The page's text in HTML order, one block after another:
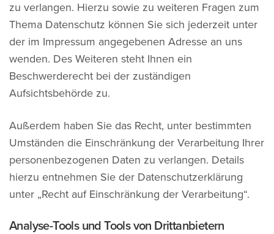
zu verlangen. Hierzu sowie zu weiteren Fragen zum
Thema Datenschutz können Sie sich jederzeit unter
der im Impressum angegebenen Adresse an uns
wenden. Des Weiteren steht Ihnen ein
Beschwerderecht bei der zuständigen
Aufsichtsbehörde zu.
Außerdem haben Sie das Recht, unter bestimmten
Umständen die Einschränkung der Verarbeitung Ihrer
personenbezogenen Daten zu verlangen. Details
hierzu entnehmen Sie der Datenschutzerklärung
unter „Recht auf Einschränkung der Verarbeitung“.
Analyse-Tools und Tools von Drittanbietern